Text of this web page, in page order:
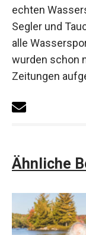
echten
Segler und
alle
wurden schon
Zeitungen
Ähnliche